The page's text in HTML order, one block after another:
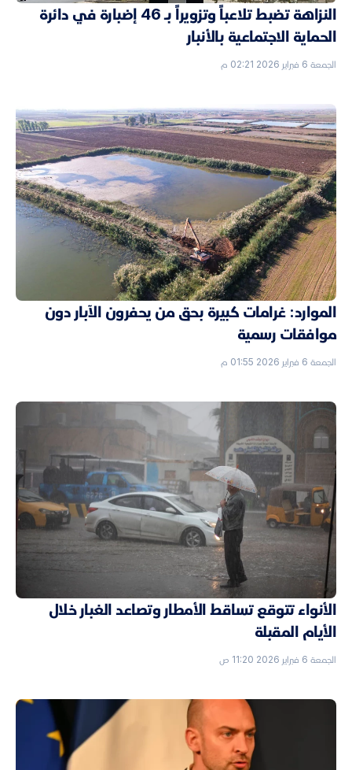
النزاهة تضبط تلاعباً وتزويراً بـ 46 إضبارة في دائرة
الحماية الاجتماعية بالأنبار
الجمعة 6 فبراير 2026 02:21 م
الموارد: غرامات كبيرة بحق من يحفرون الآبار دون
موافقات رسمية
الجمعة 6 فبراير 2026 01:55 م
الأنواء تتوقع تساقط الأمطار وتصاعد الغبار خلال
الأيام المقبلة
الجمعة 6 فبراير 2026 11:20 ص